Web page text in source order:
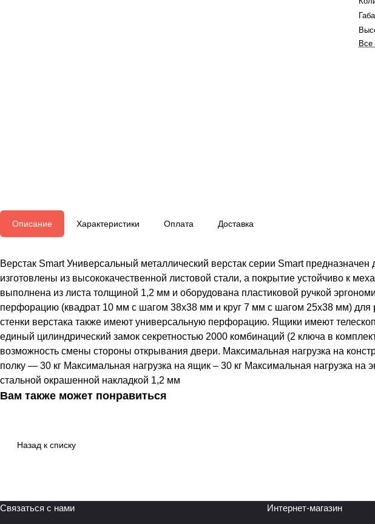
Все
Описание Характеристики Оплата Доставка
Верстак Smart Универсальный металлический верстак серии Smart
изготовлены из высококачественной листовой стали, а покрытие устойчиво к
выполнена из листа толщиной 1,2 мм и оборудована пластиковой ручкой
перфорацию (квадрат 10 мм c шагом 38х38 мм и круг 7 мм с шагом 25х38 мм)
стенки верстака также имеют универсальную перфорацию. Ящики имеют
единый цилиндрический замок секретностью 2000 комбинаций (2 ключа в
возможность смены стороны открывания двери. Максимальная нагрузка на
полку — 30 кг Максимальная нагрузка на ящик – 30 кг Максимальная нагрузка
стальной окрашенной накладкой 1,2 мм
Вам также может понравиться
Назад к списку
Связаться с нами Интернет-магазин